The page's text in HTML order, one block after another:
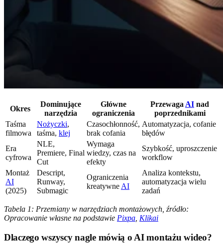
Okres
Dominujące
narzędzia
Główne
ograniczenia
Przewaga AI nad
poprzednikami
Taśma
filmowa
Nożyczki,
taśma, klej
Czasochłonność,
brak cofania
Automatyzacja, cofanie
błędów
Era
cyfrowa
NLE,
Premiere, Final
Cut
Wymaga
wiedzy, czas na
efekty
Szybkość, uproszczenie
workflow
Montaż
AI
(2025)
Descript,
Runway,
Submagic
Ograniczenia
kreatywne AI
Analiza kontekstu,
automatyzacja wielu
zadań
Tabela 1: Przemiany w narzędziach montażowych, źródło:
Opracowanie własne na podstawie Pixpa Klikai
Dlaczego wszyscy nagle mówią o AI montażu wideo?